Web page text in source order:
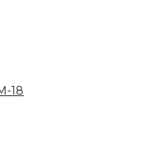
18